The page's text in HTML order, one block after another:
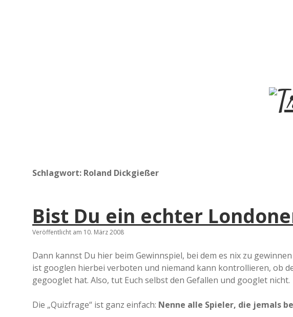
T
n
e
r
Schlagwort: Roland Dickgießer
Bist Du ein echter
Veröffentlicht am 10. März 2008
Dann kannst Du hier beim Gewinnspiel, bei dem es nix zu
ist googlen hierbei verboten und niemand kann kontrollieren, ob
gegooglet hat. Also, tut Euch selbst den Gefallen und googlet nicht.
Die „Quizfrage“ ist ganz einfach: Nenne alle Spieler, die jemals